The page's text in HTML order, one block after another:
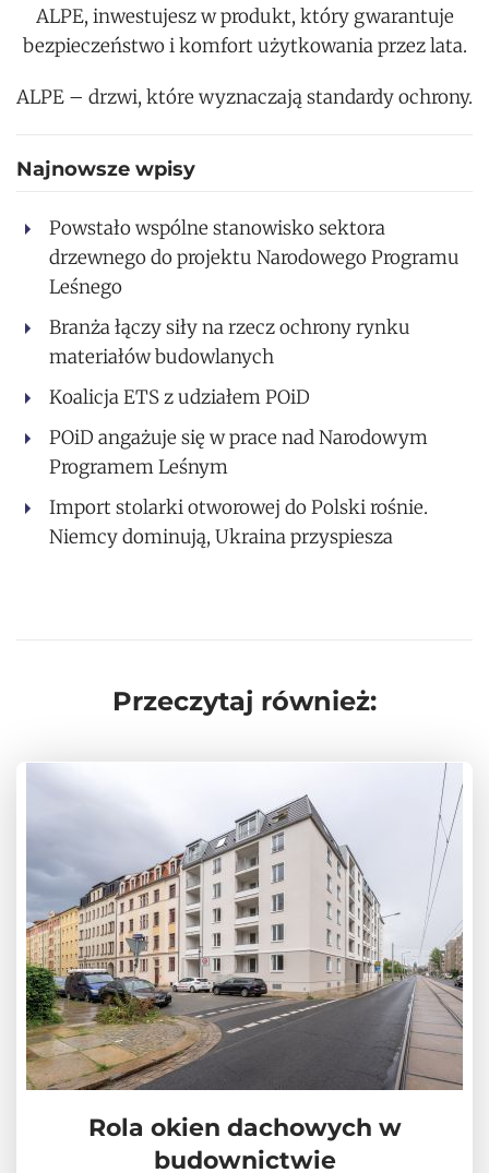
ALPE, inwestujesz w produkt, który gwarantuje
bezpieczeństwo i komfort użytkowania przez lata.
ALPE – drzwi, które wyznaczają standardy ochrony.
Najnowsze wpisy
Powstało wspólne stanowisko sektora
drzewnego do projektu Narodowego Programu
Leśnego
Branża łączy siły na rzecz ochrony rynku
materiałów budowlanych
Koalicja ETS z udziałem POiD
POiD angażuje się w prace nad Narodowym
Programem Leśnym
Import stolarki otworowej do Polski rośnie.
Niemcy dominują, Ukraina przyspiesza
Przeczytaj również:
Rola okien dachowych w
budownictwie